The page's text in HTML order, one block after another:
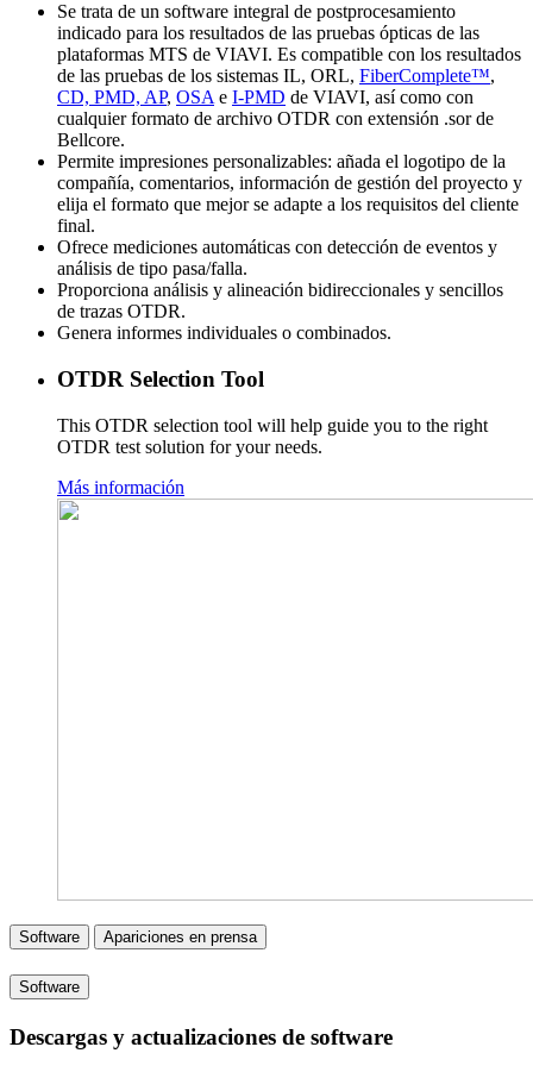
Se trata de un software integral de postprocesamiento
indicado para los resultados de las pruebas ópticas de las
plataformas MTS de VIAVI. Es compatible con los resultados
de las pruebas de los sistemas IL, ORL, FiberComplete™,
CD, PMD, AP, OSAe I-PMD de VIAVI, así como con
cualquier formato de archivo OTDR con extensión .sor de
Bellcore.
Permite impresiones personalizables: añada el logotipo de la
compañía, comentarios, información de gestión del proyecto y
elija el formato que mejor se adapte a los requisitos del cliente
final.
Ofrece mediciones automáticas con detección de eventos y
análisis de tipo pasa/falla.
Proporciona análisis y alineación bidireccionales y sencillos
de trazas OTDR.
Genera informes individuales o combinados.
OTDR Selection Tool
This OTDR selection tool will help guide you to the right
OTDR test solution for your needs.
Más información
Software Apariciones en prensa
Software
Descargas y actualizaciones de software